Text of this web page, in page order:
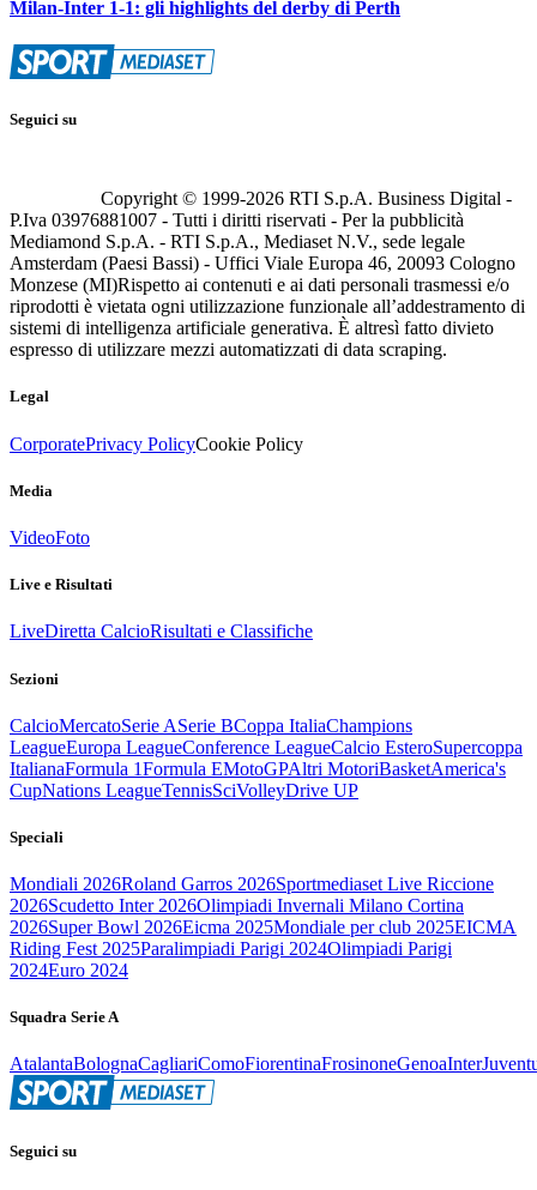
Milan-Inter 1-1: gli highlights del derby di Perth
Seguici su
Copyright © 1999-2026 RTI S.p.A. Business Digital -
P.Iva 03976881007 - Tutti i diritti riservati - Per la pubblicità
Mediamond S.p.A. - RTI S.p.A., Mediaset N.V., sede legale
Amsterdam (Paesi Bassi) - Uffici Viale Europa 46, 20093 Cologno
Monzese (MI)Rispetto ai contenuti e ai dati personali trasmessi e/o
riprodotti è vietata ogni utilizzazione funzionale all’addestramento di
sistemi di intelligenza artificiale generativa. È altresì fatto divieto
espresso di utilizzare mezzi automatizzati di data scraping.
Legal
CorporatePrivacy PolicyCookie Policy
Media
VideoFoto
Live e Risultati
LiveDiretta CalcioRisultati e Classifiche
Sezioni
CalcioMercatoSerie ASerie BCoppa ItaliaChampions
LeagueEuropa LeagueConference LeagueCalcio EsteroSupercoppa
ItalianaFormula 1Formula EMotoGPAltri MotoriBasketAmerica's
CupNations LeagueTennisSciVolleyDrive UP
Speciali
Mondiali 2026Roland Garros 2026Sportmediaset Live Riccione
2026Scudetto Inter 2026Olimpiadi Invernali Milano Cortina
2026Super Bowl 2026Eicma 2025Mondiale per club 2025EICMA
Riding Fest 2025Paralimpiadi Parigi 2024Olimpiadi Parigi
2024Euro 2024
Squadra Serie A
AtalantaBolognaCagliariComoFiorentinaFrosinoneGenoaInter
Seguici su